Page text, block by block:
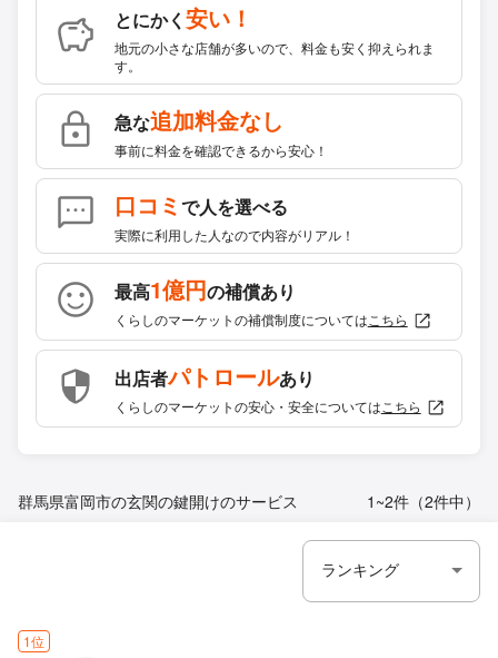
とにかく 安い！
地元の小さな店舗が多いので、料金も安く抑えられま
す。
急な追加料金なし
事前に料金を確認できるから安心！
口コミで人を選べる
実際に利用した人なので内容がリアル！
最高1億円の補償あり
くらしのマーケットの補償制度については こちら
出店者パトロールあり
くらしのマーケットの安心・安全については こちら
群馬県富岡市の玄関の鍵開けのサービス 1~2件（2件中）
1位